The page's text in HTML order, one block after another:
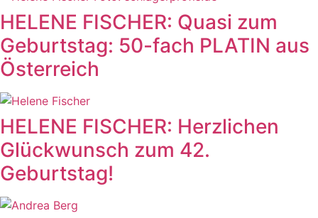
HELENE FISCHER: Quasi zum
Geburtstag: 50-fach PLATIN aus
Österreich
HELENE FISCHER: Herzlichen
Glückwunsch zum 42.
Geburtstag!